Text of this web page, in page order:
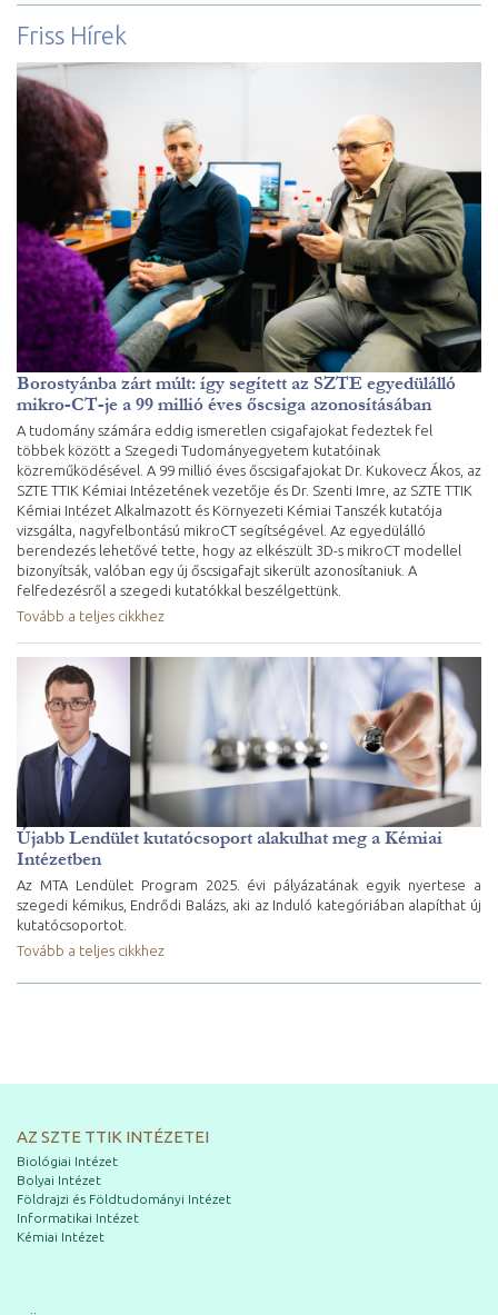
Friss Hírek
Borostyánba zárt múlt: így segített az SZTE egyedülálló
mikro-CT-je a 99 millió éves őscsiga azonosításában
A tudomány számára eddig ismeretlen csigafajokat fedeztek fel
többek között a Szegedi Tudományegyetem kutatóinak
közreműködésével. A 99 millió éves őscsigafajokat Dr. Kukovecz Ákos, az
SZTE TTIK Kémiai Intézetének vezetője és Dr. Szenti Imre, az SZTE TTIK
Kémiai Intézet Alkalmazott és Környezeti Kémiai Tanszék kutatója
vizsgálta, nagyfelbontású mikroCT segítségével. Az egyedülálló
berendezés lehetővé tette, hogy az elkészült 3D-s mikroCT modellel
bizonyítsák, valóban egy új őscsigafajt sikerült azonosítaniuk. A
felfedezésről a szegedi kutatókkal beszélgettünk.
Tovább a teljes cikkhez
Újabb Lendület kutatócsoport alakulhat meg a Kémiai
Intézetben
Az MTA Lendület Program 2025. évi pályázatának egyik nyertese a
szegedi kémikus, Endrődi Balázs, aki az Induló kategóriában alapíthat új
kutatócsoportot.
Tovább a teljes cikkhez
AZ SZTE TTIK INTÉZETEI
Biológiai Intézet
Bolyai Intézet
Földrajzi és Földtudományi Intézet
Informatikai Intézet
Kémiai Intézet